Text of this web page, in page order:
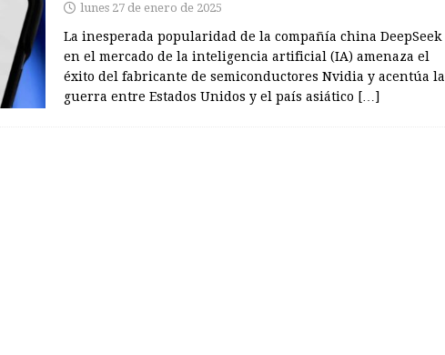
lunes 27 de enero de 2025
La inesperada popularidad de la compañía china DeepSeek
en el mercado de la inteligencia artificial (IA) amenaza el
éxito del fabricante de semiconductores Nvidia y acentúa la
guerra entre Estados Unidos y el país asiático […]